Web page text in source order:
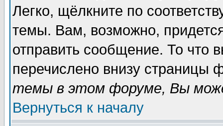
Легко, щёлкните по
темы. Вам, возможно,
отправить сообщение. То что
перечислено внизу страницы
темы в этом форуме, Вы
Вернуться к началу